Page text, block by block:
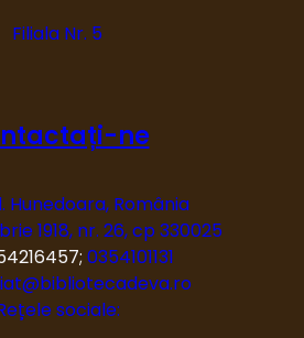
Filiala Nr. 5
ne
Hunedoara, România
1918, nr. 26, cp 330025
0354101131
sociale: